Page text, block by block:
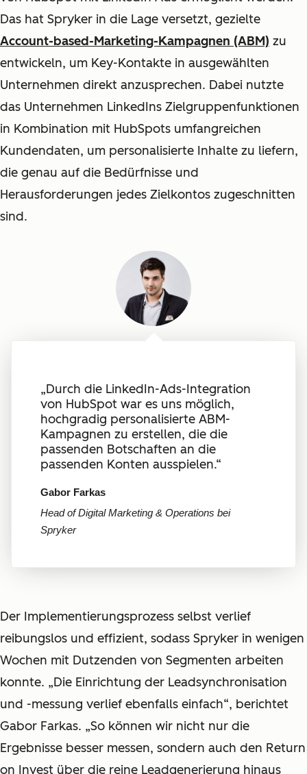
Das hat Spryker in die Lage versetzt, gezielte
Account-based-Marketing-Kampagnen (ABM) zu
entwickeln, um Key-Kontakte in ausgewählten
Unternehmen direkt anzusprechen. Dabei nutzte
das Unternehmen LinkedIns Zielgruppenfunktionen
in Kombination mit HubSpots umfangreichen
Kundendaten, um personalisierte Inhalte zu liefern,
die genau auf die Bedürfnisse und
Herausforderungen jedes Zielkontos zugeschnitten
sind.
„Durch die LinkedIn-Ads-Integration
von HubSpot war es uns möglich,
hochgradig personalisierte ABM-
Kampagnen zu erstellen, die die
passenden Botschaften an die
passenden Konten ausspielen.“
Gabor Farkas
Head of Digital Marketing & Operations bei
Spryker
Der Implementierungsprozess selbst verlief
reibungslos und effizient, sodass Spryker in wenigen
Wochen mit Dutzenden von Segmenten arbeiten
konnte. „Die Einrichtung der Leadsynchronisation
und -messung verlief ebenfalls einfach“, berichtet
Gabor Farkas. „So können wir nicht nur die
Ergebnisse besser messen, sondern auch den Return
on Invest über die reine Leadgenerierung hinaus